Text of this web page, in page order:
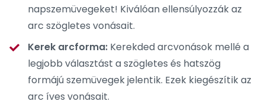
napszemüvegeket! Kiválóan ellensúlyozzák az
arc szögletes vonásait.
Kerek arcforma: Kerekded arcvonások mellé a
legjobb választást a szögletes és hatszög
formájú szemüvegek jelentik. Ezek kiegészítik az
arc íves vonásait.